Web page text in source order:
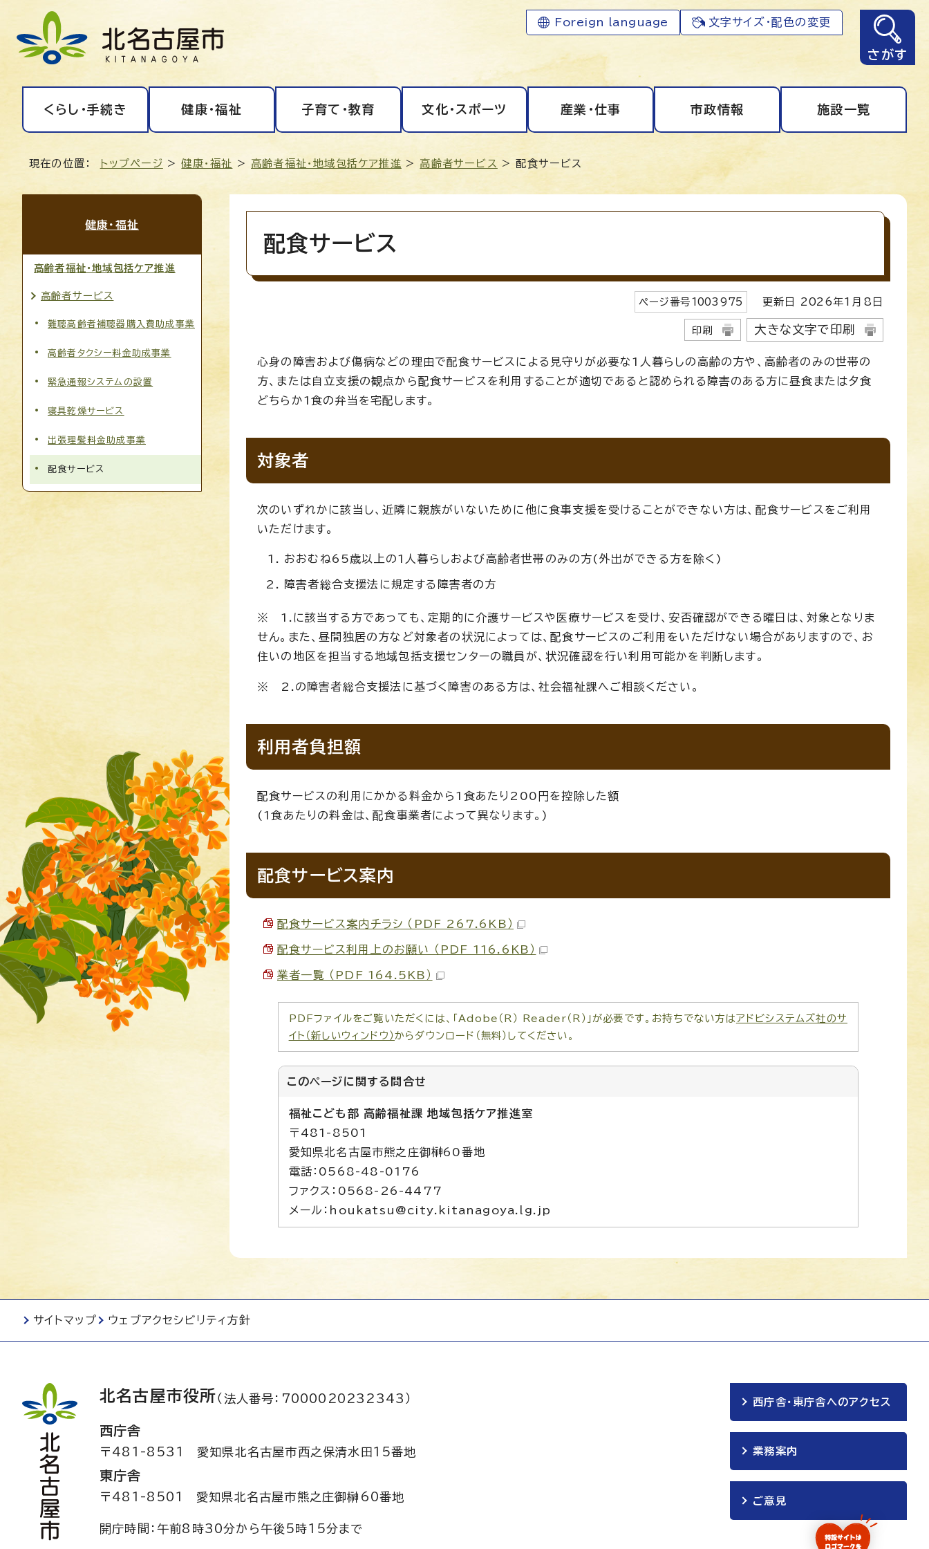
Foreign language 文字サイズ・配色の変更
さがす
くらし・手続き 健康・福祉 子育て・教育 文化・スポーツ 産業・仕事 市政情報 施設一覧
現在の位置： トップページ >健康・福祉 > 高齢者福祉・地域包括ケア推進 > 高齢者サービス > 配食サービス
配食サービス
ページ番号 1003975 更新日 2026年1月8日
印刷 大きな文字で印刷
心身の障害および傷病などの理由で配食サービスによる見守りが必要な1人暮らしの高齢の方や、高齢者のみの世帯の
方、または自立支援の観点から配食サービスを利用することが適切であると認められる障害のある方に昼食または夕食
どちらか1食の弁当を宅配します。
対象者
次のいずれかに該当し、近隣に親族がいないために他に食事支援を受けることができない方は、配食サービスをご利用
いただけます。
おおむね65歳以上の1人暮らしおよび高齢者世帯のみの方(外出ができる方を除く)
障害者総合支援法に規定する障害者の方
※ 1.に該当する方であっても、定期的に介護サービスや医療サービスを受け、安否確認ができる曜日は、対象となりま
せん。また、昼間独居の方など対象者の状況によっては、配食サービスのご利用をいただけない場合がありますので、お
住いの地区を担当する地域包括支援センターの職員が、状況確認を行い利用可能かを判断します。
※ 2.の障害者総合支援法に基づく障害のある方は、社会福祉課へご相談ください。
利用者負担額
配食サービスの利用にかかる料金から1食あたり200円を控除した額
(1食あたりの料金は、配食事業者によって異なります。)
配食サービス案内
配食サービス案内チラシ （PDF 267.6KB）
配食サービス利用上のお願い （PDF 116.6KB）
業者一覧 （PDF 164.5KB）
PDFファイルをご覧いただくには、「Adobe（R） Reader（R）」が必要です。お持ちでない方はアドビシステムズ社のサ
イト（新しいウィンドウ）からダウンロード（無料）してください。
このページに関する 問合せ
福祉こども部 高齢福祉課 地域包括ケア推進室
〒481-8501
愛知県北名古屋市熊之庄御榊60番地
電話：0568-48-0176
ファクス：0568-26-4477
メール：houkatsu@city.kitanagoya.lg.jp
健康・福祉
高齢者福祉・地域包括ケア推進
高齢者サービス
難聴高齢者補聴器購入費助成事業
高齢者タクシー料金助成事業
緊急通報システムの設置
寝具乾燥サービス
出張理髪料金助成事業
配食サービス
サイトマップ ウェブアクセシビリティ方針
北名古屋市役所（法人番号：7000020232343）
西庁舎
〒481-8531 愛知県北名古屋市西之保清水田15番地
東庁舎
〒481-8501 愛知県北名古屋市熊之庄御榊60番地
開庁時間：午前8時30分から午後5時15分まで
西庁舎・東庁舎へのアクセス
業務案内
ご意見